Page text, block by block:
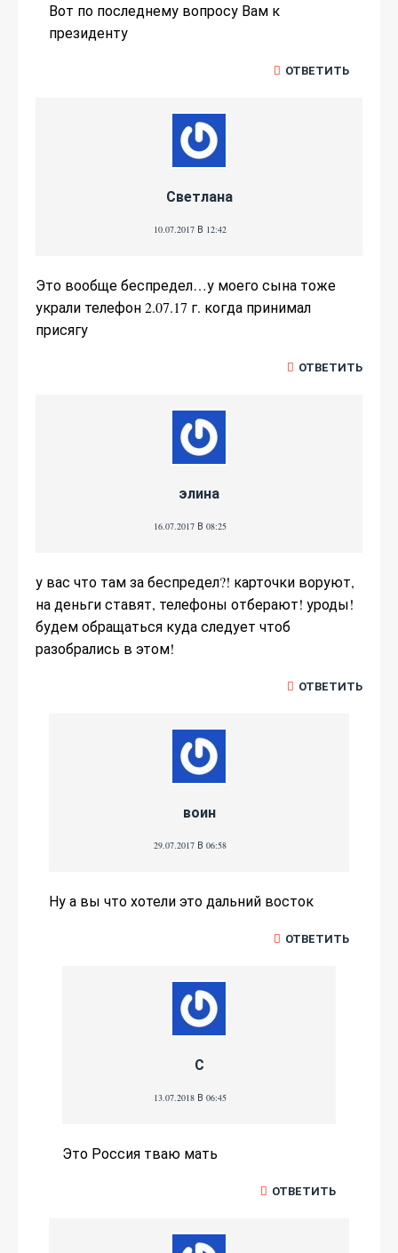
Вот по последнему вопросу Вам к
президенту
ОТВЕТИТЬ
Светлана
10.07.2017 В 12:42
Это вообще беспредел…у моего сына тоже
украли телефон 2.07.17 г. когда принимал
присягу
ОТВЕТИТЬ
элина
16.07.2017 В 08:25
у вас что там за беспредел?! карточки воруют,
на деньги ставят, телефоны отберают! уроды!
будем обращаться куда следует чтоб
разобрались в этом!
ОТВЕТИТЬ
воин
29.07.2017 В 06:58
Ну а вы что хотели это дальний восток
ОТВЕТИТЬ
С
13.07.2018 В 06:45
Это Россия тваю мать
ОТВЕТИТЬ